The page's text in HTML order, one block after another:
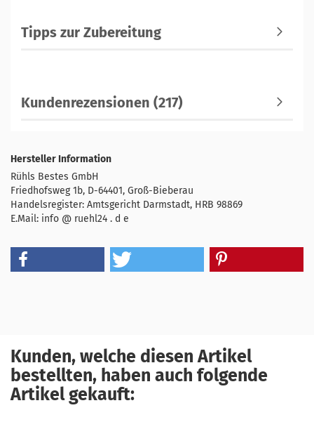
Tipps zur Zubereitung
Kundenrezensionen (217)
Hersteller Information
Rühls Bestes GmbH
Friedhofsweg 1b, D-64401, Groß-Bieberau
Handelsregister: Amtsgericht Darmstadt, HRB 98869
E.Mail: info @ ruehl24 . d e
Kunden, welche diesen Artikel
bestellten, haben auch folgende
Artikel gekauft: